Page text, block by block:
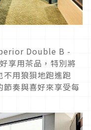
Double B -
享用茶品，特別將
不用狼狽地跑進跑
節奏與喜好來享受每